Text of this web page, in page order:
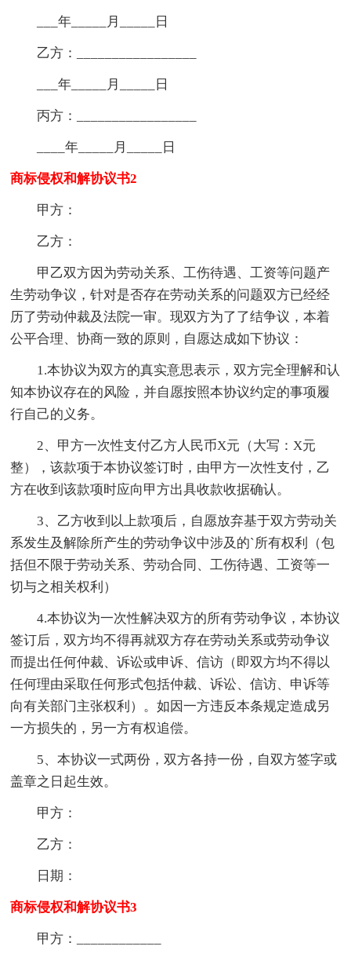
___年_____月_____日
乙方：_________________
___年_____月_____日
丙方：_________________
____年_____月_____日
商标侵权和解协议书2
甲方：
乙方：
甲乙双方因为劳动关系、工伤待遇、工资等问题产
生劳动争议，针对是否存在劳动关系的问题双方已经经
历了劳动仲裁及法院一审。现双方为了了结争议，本着
公平合理、协商一致的原则，自愿达成如下协议：
1.本协议为双方的真实意思表示，双方完全理解和认
知本协议存在的风险，并自愿按照本协议约定的事项履
行自己的义务。
2、甲方一次性支付乙方人民币X元（大写：X元
整），该款项于本协议签订时，由甲方一次性支付，乙
方在收到该款项时应向甲方出具收款收据确认。
3、乙方收到以上款项后，自愿放弃基于双方劳动关
系发生及解除所产生的劳动争议中涉及的`所有权利（包
括但不限于劳动关系、劳动合同、工伤待遇、工资等一
切与之相关权利）
4.本协议为一次性解决双方的所有劳动争议，本协议
签订后，双方均不得再就双方存在劳动关系或劳动争议
而提出任何仲裁、诉讼或申诉、信访（即双方均不得以
任何理由采取任何形式包括仲裁、诉讼、信访、申诉等
向有关部门主张权利）。如因一方违反本条规定造成另
一方损失的，另一方有权追偿。
5、本协议一式两份，双方各持一份，自双方签字或
盖章之日起生效。
甲方：
乙方：
日期：
商标侵权和解协议书3
甲方：____________